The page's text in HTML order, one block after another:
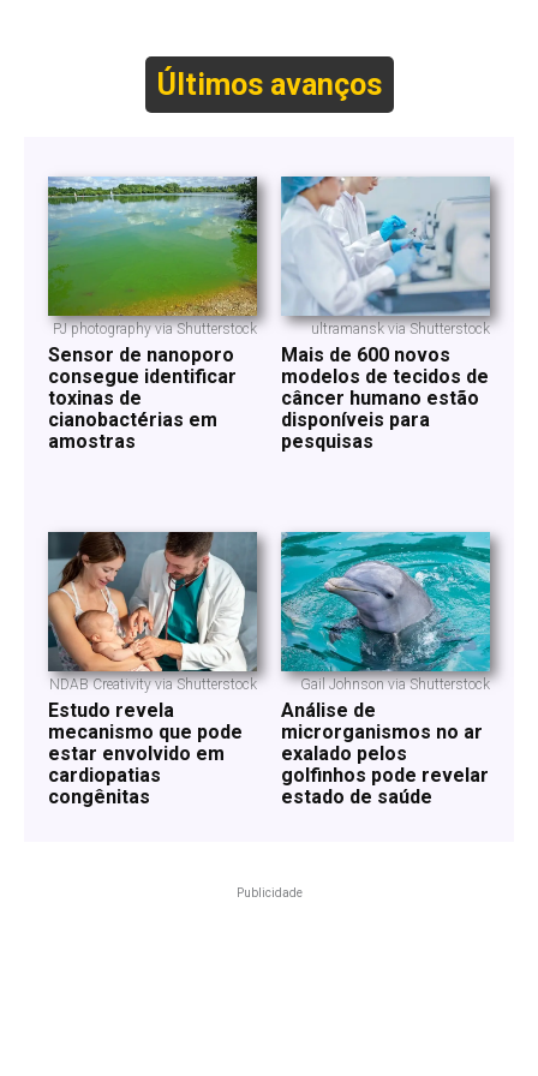
Últimos avanços
PJ photography via Shutterstock
Sensor de nanoporo
consegue identificar
toxinas de
cianobactérias em
amostras
ultramansk via Shutterstock
Mais de 600 novos
modelos de tecidos de
câncer humano estão
disponíveis para
pesquisas
NDAB Creativity via Shutterstock
Estudo revela
mecanismo que pode
estar envolvido em
cardiopatias
congênitas
Gail Johnson via Shutterstock
Análise de
microrganismos no ar
exalado pelos
golfinhos pode revelar
estado de saúde
Publicidade